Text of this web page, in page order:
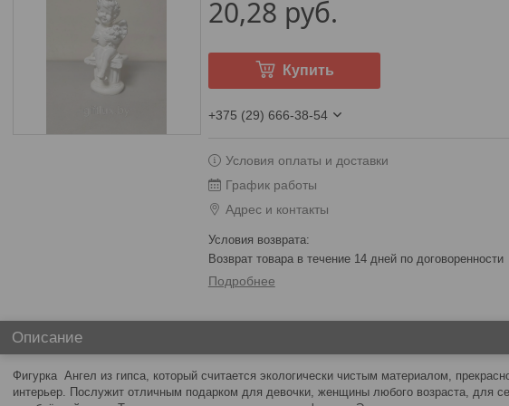
20,28 руб.
Купить
+375 (29) 666-38-54
Условия оплаты и доставки
График работы
Адрес и контакты
возврат товара в течение 14 дней по договоренности
Подробнее
Описание
Фигурка Ангел из гипса, который считается экологически чистым материалом,
интерьер. Послужит отличным подарком для девочки, женщины любого возраста, для